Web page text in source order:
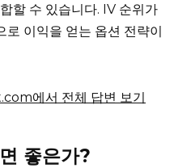
할 수 있습니다. IV 순위가
이익을 얻는 옵션 전략이
에서 전체 답변 보기
좋은가?